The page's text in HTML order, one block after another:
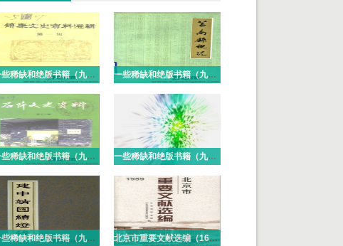
一些稀缺和绝版书籍（九十七）PDF电子版 一些稀缺和绝版书籍（九十六）PDF电子版
一些稀缺和绝版书籍（九十五）PDF电子版 一些稀缺和绝版书籍（九十四）PDF电子版
一些稀缺和绝版书籍（九十三）PDF电子版 北京市重要文献选编（16册）PDF电子版